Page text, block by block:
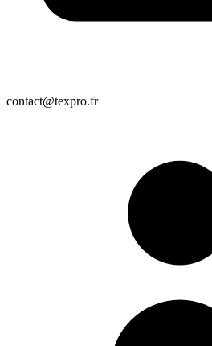
contact@texpro.fr